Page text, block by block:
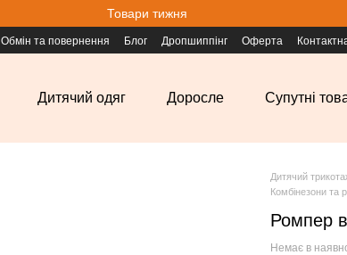
Товари тижня
Обмін та повернення Блог Дропшиппінг Оферта
Дитячий одяг Доросле Супутні
Дитячий
Комбінезони та
Ромпер
Немає в